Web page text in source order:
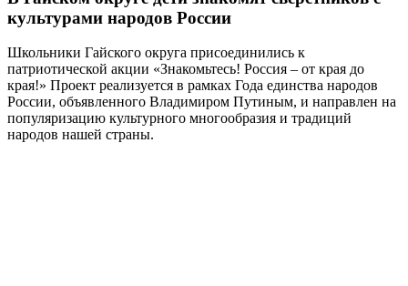
культурами народов России
Школьники Гайского округа присоединились к
патриотической акции «Знакомьтесь! Россия – от края до
края!» Проект реализуется в рамках Года единства народов
России, объявленного Владимиром Путиным, и направлен на
популяризацию культурного многообразия и традиций
народов нашей страны.